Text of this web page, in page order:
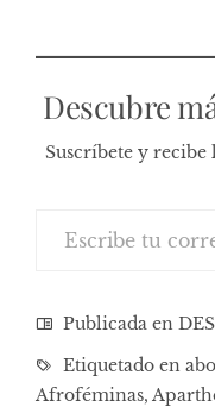
Descubre
Suscríbete y recibe
Publicada en
Etiquetado en
Afroféminas,